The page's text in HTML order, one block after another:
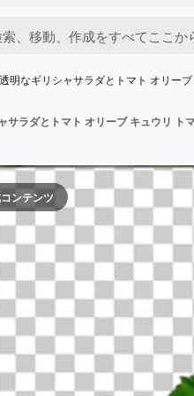
透明なギリシャサラダとトマト オリー
ンテンツ
サラダとトマト オリーブ キュウリ ト